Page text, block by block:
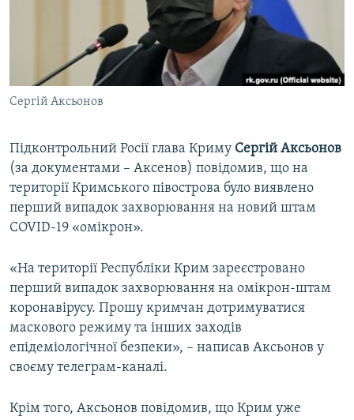
ВІДЕОУРОКИ «ELIFBE»
СВІДЧЕННЯ ОКУПАЦІЇ
УКРАЇНСЬКА ПРОБЛЕМА КРИМУ
ІНФОГРАФІКА
Qırımtatar
ДОЛУЧАЙСЯ!
Усі сайти RFE/RL
Сергій Аксьонов
Підконтрольний Росії глава Криму Сергій Аксьонов
(за документами – Аксенов) повідомив, що на
території Кримського півострова було виявлено
перший випадок захворювання на новий штам
COVID-19 «омікрон».
«На території Республіки Крим зареєстровано
перший випадок захворювання на омікрон-штам
коронавірусу. Прошу кримчан дотримуватися
маскового режиму та інших заходів
епідеміологічної безпеки», – написав Аксьонов у
своєму телеграм-каналі.
Крім того, Аксьонов повідомив, що Крим уже